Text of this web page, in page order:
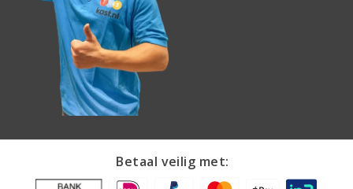
Betaal veilig met: